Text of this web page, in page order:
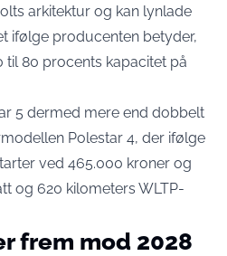
arkitektur og kan lynlade
ifølge producenten betyder,
til 80 procents kapacitet på
5 dermed mere end dobbelt
Polestar 4, der ifølge
ved 465.000 kroner og
og 620 kilometers WLTP-
frem mod 2028